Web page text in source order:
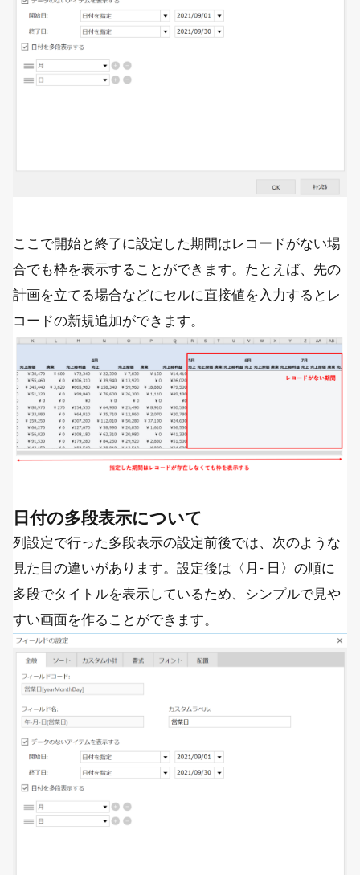
ここで開始と終了に設定した期間はレコードがない場
合でも枠を表示することができます。たとえば、先の
計画を立てる場合などにセルに直接値を入力するとレ
コードの新規追加ができます。
日付の多段表示について
列設定で行った多段表示の設定前後では、次のような
見た目の違いがあります。設定後は〈月- 日〉の順に
多段でタイトルを表示しているため、シンプルで見や
すい画面を作ることができます。